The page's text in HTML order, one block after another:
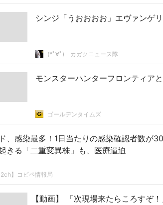
シンジ「うおおおお」エヴァンゲ
(*ﾟ∀ﾟ)ゞカガクニュース隊
モンスターハンターフロンティア
ゴールデンタイムズ
、感染最多！1日当たりの感染確認者数が
きる「二重変異株」も、医療逼迫
2ch】コピペ情報局
【動画】 「次現場来たらころすぞ